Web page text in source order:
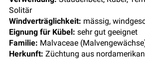
Solitär
Windverträglichkeit: mässig,
Eignung für Kübel: sehr gut geeignet
Familie: Malvaceae
Herkunft: Züchtung aus